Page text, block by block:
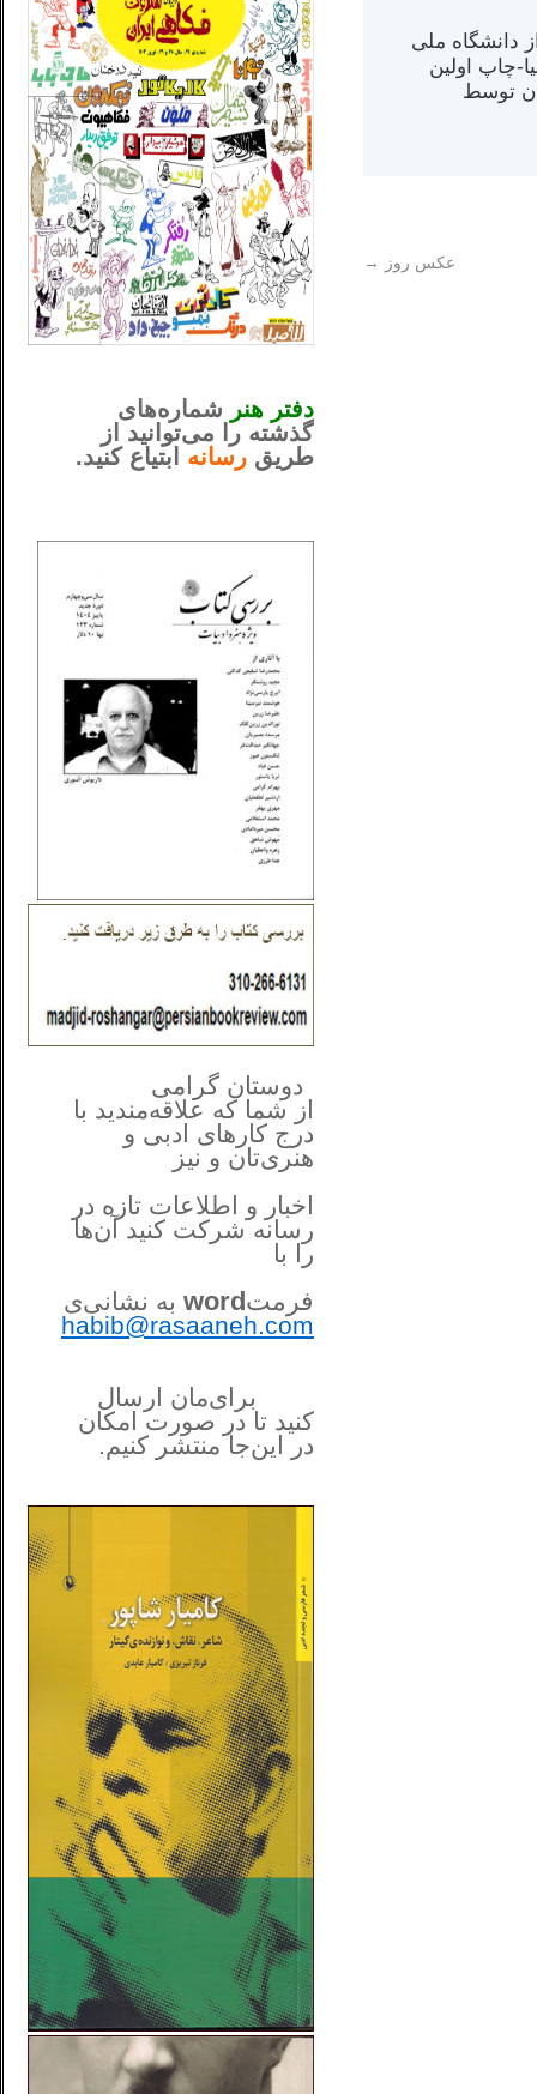
از دانشگاه ملی
در کالیفرنیا-چاپ اولین
در سال ۱۳۸۴ در ایران توسط
عکس روز →
دفتر هنر شماره‌های
گذشته را می‌توانید از
طریق رسانه ابتیاع کنید.
دوستان گرامی
از شما که علاقه‌مندید با
درج کارهای‌ ادبی و
هنری‌تان و نیز
اخبار و اطلاعات تازه در
رسانه شرکت کنید آن‌ها
را با
فرمتword به نشانی‌ی
habib@rasaaneh.com
برای‌مان ارسال
کنید تا در صورت امکان
در این‌جامنتشر کنیم.